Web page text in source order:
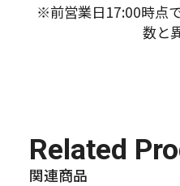
※前営業日17:00時点
数と
Related
関連商品